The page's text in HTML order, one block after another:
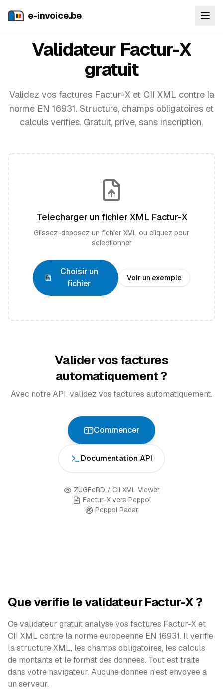
e-invoice.be
Validateur Factur-X
gratuit
Validez vos factures Factur-X et CII XML contre la
norme EN 16931. Structure, champs obligatoires et
calculs verifies. Gratuit, prive, sans inscription.
Telecharger un fichier XML Factur-X
Glissez-deposez un fichier XML ou cliquez pour
selectionner
Choisir un
fichier
Voir un exemple
Valider vos factures
automatiquement ?
Avec notre API, validez vos factures automatiquement.
Commencer
Documentation API
ZUGFeRD / CII XML Viewer
Factur-X vers Peppol
Peppol Radar
Que verifie le validateur Factur-X ?
Ce validateur gratuit analyse vos factures Factur-X et
CII XML contre la norme europeenne EN 16931. Il verifie
la structure XML, les champs obligatoires, les calculs
de montants et le format des donnees. Tout est traite
dans votre navigateur. Aucune donnee n'est envoyee a
un serveur.